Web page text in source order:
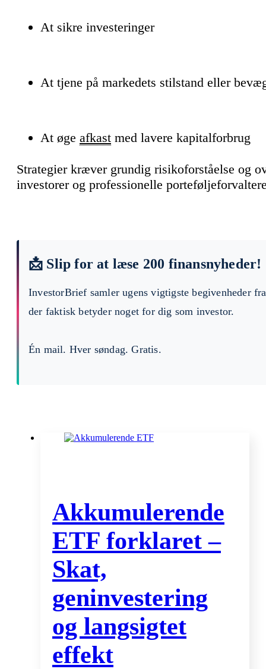
At sikre investeringer
At tjene på markedets stilstand eller
At øge afkast med lavere kapitalforbrug
Strategier kræver grundig risikoforståelse og
investorer og professionelle
📩 Slip for at læse 200 finansnyheder!
InvestorBrief samler ugens vigtigste begivenheder
der faktisk betyder noget for dig som investor.
Én mail. Hver søndag. Gratis.
Akkumulerende
ETF forklaret –
Skat,
geninvestering
og langsigtet
effekt